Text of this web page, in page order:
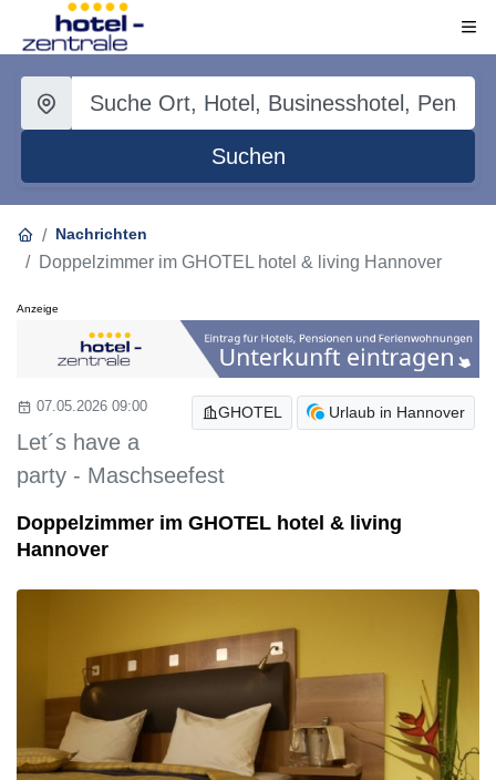
Suchen
Nachrichten
Doppelzimmer im GHOTEL hotel & living Hannover
Anzeige
GHOTEL Urlaub in Hannover
07.05.2026 09:00
Let´s have a
party - Maschseefest
Doppelzimmer im GHOTEL hotel & living
Hannover